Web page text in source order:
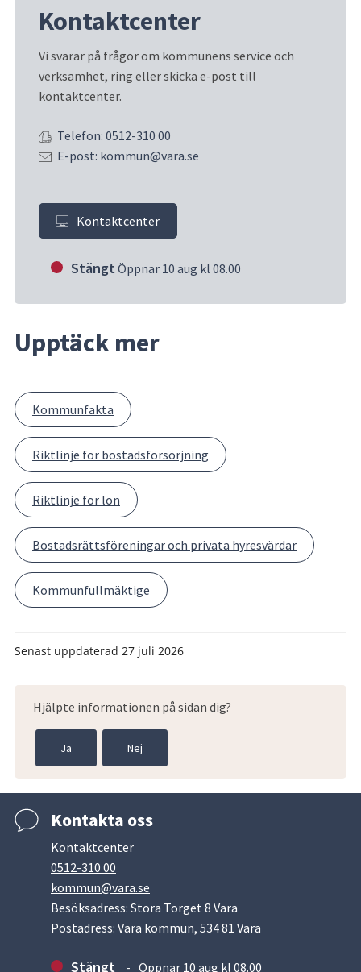
Kontaktcenter
Vi svarar på frågor om kommunens service och
verksamhet, ring eller skicka e-post till
kontaktcenter.
Telefon: 0512-310 00
E-post: kommun@vara.se
Kontaktcenter
Stängt Öppnar 10 aug kl 08.00
Upptäck mer
Kommunfakta
Riktlinje för bostadsförsörjning
Riktlinje för lön
Bostadsrättsföreningar och privata hyresvärdar
Kommunfullmäktige
Senast uppdaterad 27 juli 2026
Hjälpte informationen på sidan dig?
Ja Nej
Kontakta oss
Kontaktcenter
0512-310 00
kommun@vara.se
Besöksadress: Stora Torget 8 Vara
Postadress: Vara kommun, 534 81 Vara
Stängt Öppnar 10 aug kl 08.00